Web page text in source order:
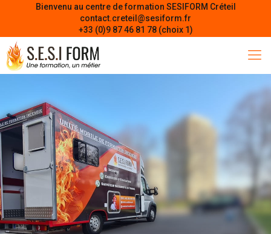
Bienvenu au centre de formation SESIFORM Créteil
contact.creteil@sesiform.fr
+33 (0)9 87 46 81 78 (choix 1)